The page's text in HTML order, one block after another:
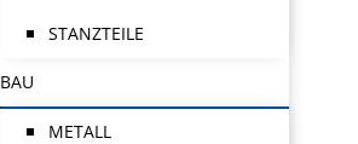
STANZTEILE
BAU
METALL